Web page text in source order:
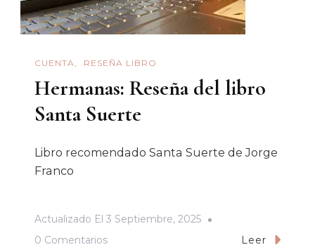
CUENTA RESEÑA LIBRO
Hermanas: Reseña del libro
Santa Suerte
Libro recomendado Santa Suerte de Jorge
Franco
Actualizado El 3 Septiembre, 2025
0 ComentariosEn Leer